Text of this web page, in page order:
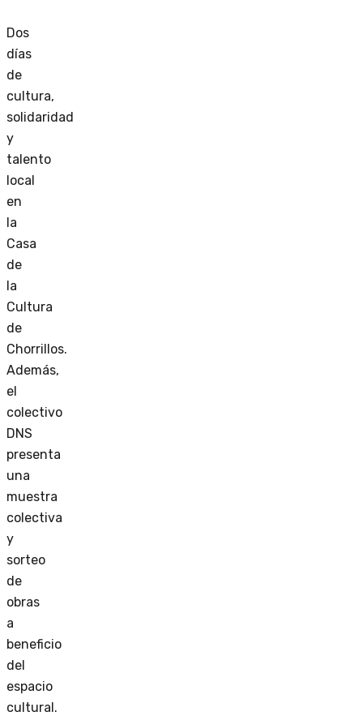
Dos
días
de
cultura,
solidaridad
y
talento
local
en
la
Casa
de
la
Cultura
de
Chorrillos.
Además,
el
colectivo
DNS
presenta
una
muestra
colectiva
y
sorteo
de
obras
a
beneficio
del
espacio
cultural.